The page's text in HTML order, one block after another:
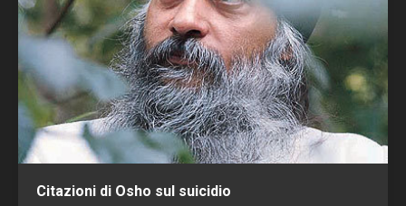
Citazioni di Osho sul suicidio